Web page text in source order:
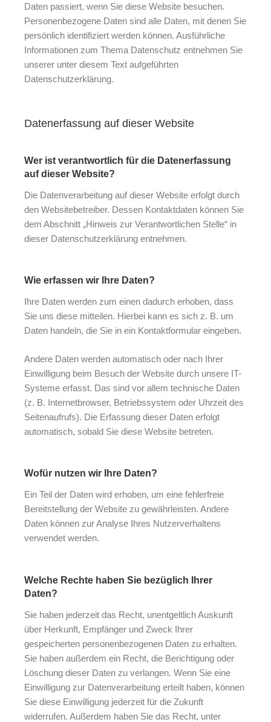
Daten passiert, wenn Sie diese Website besuchen.
Personenbezogene Daten sind alle Daten, mit denen Sie
persönlich identifiziert werden können. Ausführliche
Informationen zum Thema Datenschutz entnehmen Sie
unserer unter diesem Text aufgeführten
Datenschutzerklärung.
Datenerfassung auf dieser Website
Wer ist verantwortlich für die Datenerfassung
auf dieser Website?
Die Datenverarbeitung auf dieser Website erfolgt durch
den Websitebetreiber. Dessen Kontaktdaten können Sie
dem Abschnitt „Hinweis zur Verantwortlichen Stelle“ in
dieser Datenschutzerklärung entnehmen.
Wie erfassen wir Ihre Daten?
Ihre Daten werden zum einen dadurch erhoben, dass
Sie uns diese mitteilen. Hierbei kann es sich z. B. um
Daten handeln, die Sie in ein Kontaktformular eingeben.
Andere Daten werden automatisch oder nach Ihrer
Einwilligung beim Besuch der Website durch unsere IT-
Systeme erfasst. Das sind vor allem technische Daten
(z. B. Internetbrowser, Betriebssystem oder Uhrzeit des
Seitenaufrufs). Die Erfassung dieser Daten erfolgt
automatisch, sobald Sie diese Website betreten.
Wofür nutzen wir Ihre Daten?
Ein Teil der Daten wird erhoben, um eine fehlerfreie
Bereitstellung der Website zu gewährleisten. Andere
Daten können zur Analyse Ihres Nutzerverhaltens
verwendet werden.
Welche Rechte haben Sie bezüglich Ihrer
Daten?
Sie haben jederzeit das Recht, unentgeltlich Auskunft
über Herkunft, Empfänger und Zweck Ihrer
gespeicherten personenbezogenen Daten zu erhalten.
Sie haben außerdem ein Recht, die Berichtigung oder
Löschung dieser Daten zu verlangen. Wenn Sie eine
Einwilligung zur Datenverarbeitung erteilt haben, können
Sie diese Einwilligung jederzeit für die Zukunft
widerrufen. Außerdem haben Sie das Recht, unter